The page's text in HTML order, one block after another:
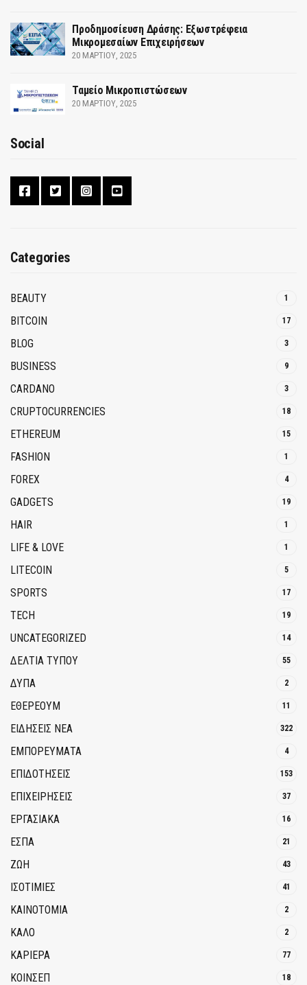
Προδημοσίευση Δράσης: Εξωστρέφεια
Μικρομεσαίων Επιχειρήσεων
20 ΜΑΡΤΊΟΥ, 2025
Ταμείο Μικροπιστώσεων
20 ΜΑΡΤΊΟΥ, 2025
Social
Categories
BEAUTY 1
BITCOIN 17
BLOG 3
BUSINESS 9
CARDANO 3
CRUPTOCURRENCIES 18
ETHEREUM 15
FASHION 1
FOREX 4
GADGETS 19
HAIR 1
LIFE & LOVE 1
LITECOIN 5
SPORTS 17
TECH 19
UNCATEGORIZED 14
ΔΕΛΤΙΑ ΤΥΠΟΥ 55
ΔΥΠΑ 2
ΕΘΈΡΕΟΥΜ 11
ΕΙΔΗΣΕΙΣ ΝΕΑ 322
ΕΜΠΟΡΕΥΜΑΤΑ 4
ΕΠΙΔΟΤΗΣΕΙΣ 153
ΕΠΙΧΕΙΡΗΣΕΙΣ 37
ΕΡΓΑΣΙΑΚΑ 16
ΕΣΠΑ 21
ΖΩΗ 43
ΙΣΟΤΙΜΙΕΣ 41
ΚΑΙΝΟΤΟΜΊΑ 2
ΚΑΛΟ 2
ΚΑΡΙΕΡΑ 77
ΚΟΙΝΣΕΠ 18